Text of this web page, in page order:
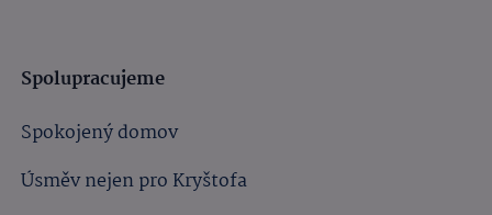
Spolupracujeme
Spokojený domov
Úsměv nejen pro Kryštofa